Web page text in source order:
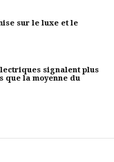
sur le luxe et le
signalent plus
que la moyenne du